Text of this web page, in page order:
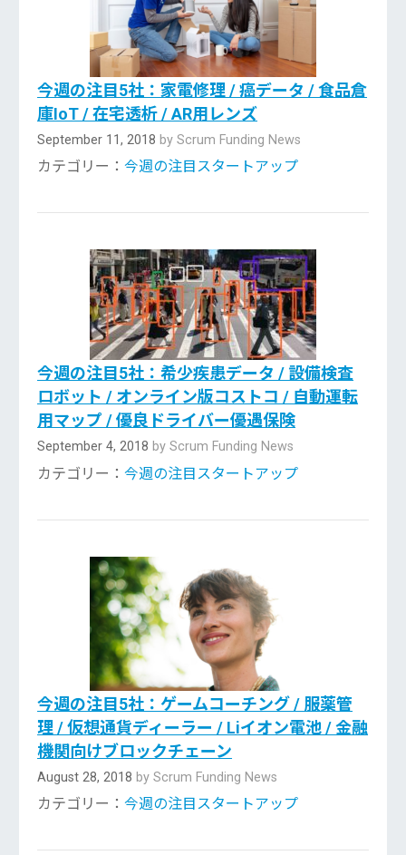
今週の注目5社：家電修理 / 癌データ / 食品倉
庫IoT / 在宅透析 / AR用レンズ
September 11, 2018 by Scrum Funding News
カテゴリー：今週の注目スタートアップ
今週の注目5社：希少疾患データ / 設備検査
ロボット / オンライン版コストコ / 自動運転
用マップ / 優良ドライバー優遇保険
September 4, 2018 by Scrum Funding News
カテゴリー：今週の注目スタートアップ
今週の注目5社：ゲームコーチング / 服薬管
理 / 仮想通貨ディーラー / Liイオン電池 / 金融
機関向けブロックチェーン
August 28, 2018 by Scrum Funding News
カテゴリー：今週の注目スタートアップ